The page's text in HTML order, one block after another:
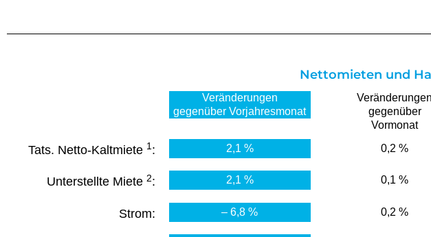
Nettomieten und
Veränderungen
gegenüber Vorjahresmonat
Veränderungen
gegenüber
Vormonat
Tats. Netto-Kaltmiete 1: 2,1 % 0,2 %
Unterstellte Miete 2: 2,1 % 0,1 %
Strom: – 6,8 % 0,2 %